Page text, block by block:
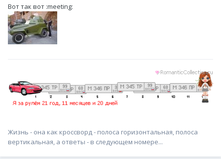
Вот так вот :meeting:
Жизнь - она как кроссворд - полоса горизонтальная, полоса
вертикальная, а ответы - в следующем номере...